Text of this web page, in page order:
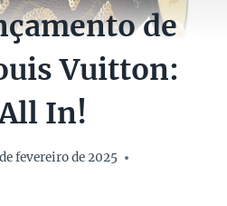
de
Vuitton:
In!
fevereiro de 2025